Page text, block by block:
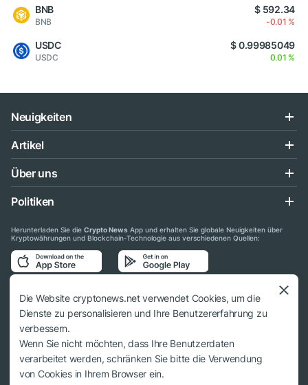
BNB
BNB
$ 592.34
-0.01 %
USDC
USDC
$ 0.99985049
0.01 %
Neuigkeiten
Artikel
Über uns
Politiken
Herunterladen Sie die Crypto News App und erhalten Sie globale Neuigkeiten über
Kryptowährungen und Blockchain-Technologie aus verschiedenen Quellen:
Folgen Sie uns auf den sozialen Medien
© 2018 - 2026 Crypto News. Bei der Verwendung der Materialien muss auf
cryptonews.net verwiesen werden.
Die Website cryptonews.net verwendet Cookies, um die
Dienste zu personalisieren und Ihre Benutzererfahrung zu
verbessern.
Wenn Sie nicht möchten, dass Ihre Benutzerdaten
verarbeitet werden, schränken Sie bitte die Verwendung
von Cookies in Ihrem Browser ein.